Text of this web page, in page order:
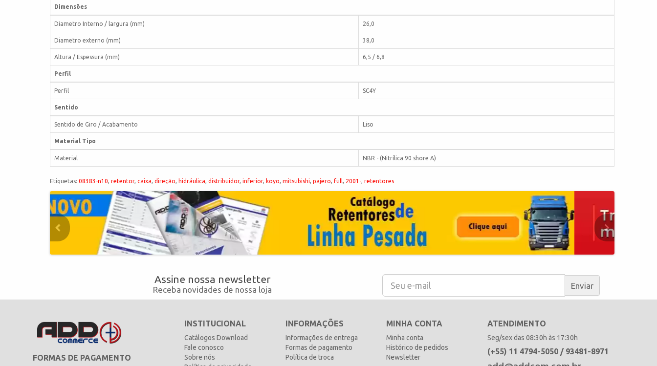
Dimensões
Diametro Interno / largura (mm) 26,0
Diametro externo (mm) 38,0
Altura / Espessura (mm) 6,5 / 6,8
Perfil
Perfil SC4Y
Sentido
Sentido de Giro / Acabamento Liso
Material Tipo
Material NBR - (Nitrílica 90 shore A)
Etiquetas: 08383-n10, retentor, caixa, direção, hidráulica, distribuidor, inferior, koyo, mitsubishi, pajero, full, 2001-, retentores
Assine nossa newsletter
Receba novidades de nossa loja Enviar
FORMAS DE PAGAMENTO
INSTITUCIONAL
Catálogos Download
Fale conosco
Sobre nós
INFORMAÇÕES
Informações de entrega
Formas de pagamento
Política de troca
MINHA CONTA
Minha conta
Histórico de pedidos
Newsletter
ATENDIMENTO
Seg/sex das 08:30h às 17:30h
(+55) 11 4794-5050 / 93481-8971